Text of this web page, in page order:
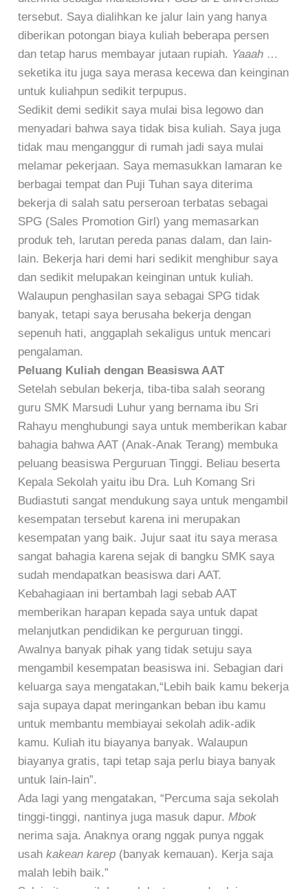
tersebut. Saya dialihkan ke jalur lain yang hanya
diberikan potongan biaya kuliah beberapa persen
dan tetap harus membayar jutaan rupiah. Yaaah …
seketika itu juga saya merasa kecewa dan keinginan
untuk kuliahpun sedikit terpupus.
Sedikit demi sedikit saya mulai bisa legowo dan
menyadari bahwa saya tidak bisa kuliah. Saya juga
tidak mau menganggur di rumah jadi saya mulai
melamar pekerjaan. Saya memasukkan lamaran ke
berbagai tempat dan Puji Tuhan saya diterima
bekerja di salah satu perseroan terbatas sebagai
SPG (Sales Promotion Girl) yang memasarkan
produk teh, larutan pereda panas dalam, dan lain-
lain. Bekerja hari demi hari sedikit menghibur saya
dan sedikit melupakan keinginan untuk kuliah.
Walaupun penghasilan saya sebagai SPG tidak
banyak, tetapi saya berusaha bekerja dengan
sepenuh hati, anggaplah sekaligus untuk mencari
pengalaman.
Peluang Kuliah dengan Beasiswa AAT
Setelah sebulan bekerja, tiba-tiba salah seorang
guru SMK Marsudi Luhur yang bernama ibu Sri
Rahayu menghubungi saya untuk memberikan kabar
bahagia bahwa AAT (Anak-Anak Terang) membuka
peluang beasiswa Perguruan Tinggi. Beliau beserta
Kepala Sekolah yaitu ibu Dra. Luh Komang Sri
Budiastuti sangat mendukung saya untuk mengambil
kesempatan tersebut karena ini merupakan
kesempatan yang baik. Jujur saat itu saya merasa
sangat bahagia karena sejak di bangku SMK saya
sudah mendapatkan beasiswa dari AAT.
Kebahagiaan ini bertambah lagi sebab AAT
memberikan harapan kepada saya untuk dapat
melanjutkan pendidikan ke perguruan tinggi.
Awalnya banyak pihak yang tidak setuju saya
mengambil kesempatan beasiswa ini. Sebagian dari
keluarga saya mengatakan,“Lebih baik kamu bekerja
saja supaya dapat meringankan beban ibu kamu
untuk membantu membiayai sekolah adik-adik
kamu. Kuliah itu biayanya banyak. Walaupun
biayanya gratis, tapi tetap saja perlu biaya banyak
untuk lain-lain”.
Ada lagi yang mengatakan, “Percuma saja sekolah
tinggi-tinggi, nantinya juga masuk dapur.Mbok
nerima saja. Anaknya orang nggak punya nggak
usahkakean karep (banyak kemauan). Kerja saja
malah lebih baik.”